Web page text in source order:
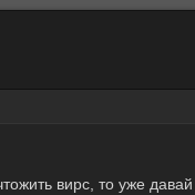
вирс, то уже давай